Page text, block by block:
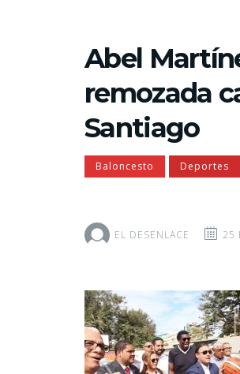
Abel
remozada
Santiago
Baloncesto Deportes
EL DESENLACE 25